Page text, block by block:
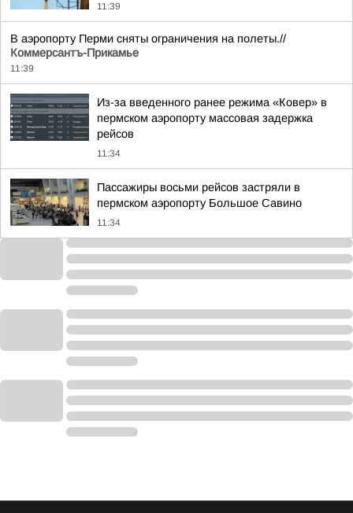
11:39
В аэропорту Перми сняты ограничения на полеты.//
Коммерсантъ-Прикамье
11:39
Из-за введенного ранее режима «Ковер» в
пермском аэропорту массовая задержка
рейсов
11:34
Пассажиры восьми рейсов застряли в
пермском аэропорту Большое Савино
11:34